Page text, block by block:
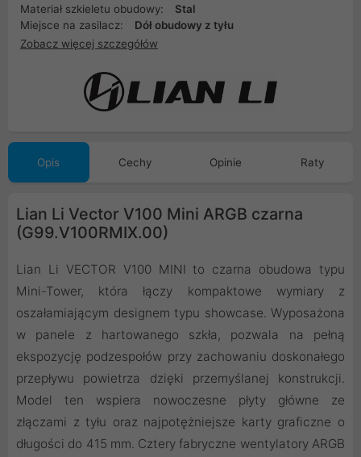
Materiał szkieletu obudowy:
Stal
Miejsce na zasilacz:
Dół obudowy z tyłu
Zobacz więcej szczegółów
Opis Cechy Opinie Raty
Lian Li Vector V100 Mini ARGB czarna
(G99.V100RMIX.00)
Lian Li VECTOR V100 MINI to czarna obudowa typu
Mini-Tower, która łączy kompaktowe wymiary z
oszałamiającym designem typu showcase. Wyposażona
w panele z hartowanego szkła, pozwala na pełną
ekspozycję podzespołów przy zachowaniu doskonałego
przepływu powietrza dzięki przemyślanej konstrukcji.
Model ten wspiera nowoczesne płyty główne ze
złączami z tyłu oraz najpotężniejsze karty graficzne o
długości do 415 mm. Cztery fabryczne wentylatory ARGB